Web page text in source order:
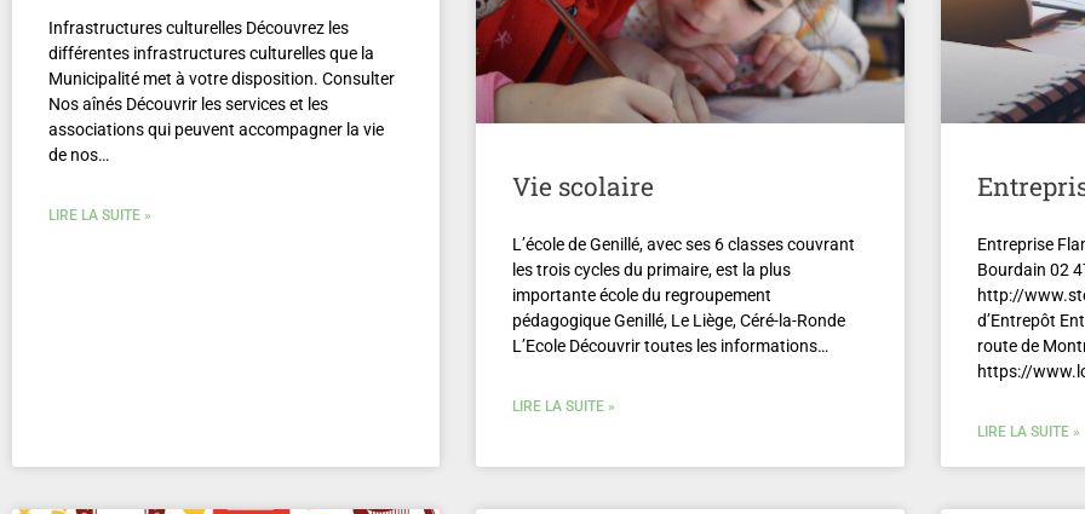
Infrastructures culturelles Découvrez les
différentes infrastructures culturelles que la
Municipalité met à votre disposition. Consulter
Nos aînés Découvrir les services et les
associations qui peuvent accompagner la vie
de nos…
LIRE LA SUITE »
Vie scolaire
L’école de Genillé, avec ses 6 classes couvrant
les trois cycles du primaire, est la plus
importante école du regroupement
pédagogique Genillé, Le Liège, Céré-la-Ronde
L’Ecole Découvrir toutes les informations…
LIRE LA SUITE »
Entreprise
Bourdain 02
http://
d’Entrepôt
route de
https://
LIRE LA SUITE »